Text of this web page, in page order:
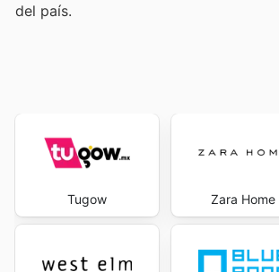
del país.
Tugow Zara Home